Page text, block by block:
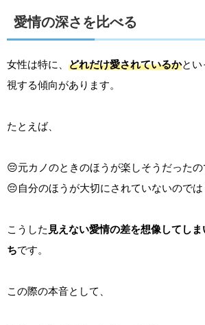
愛情の深さを比べる
女性は特に、 どれだけ愛されているかとい
視する傾向があります。
たとえば、
😔元カノのときのほうが楽しそうだったの
😔自分のほうが大切にされていないのでは
こうした 見えない愛情の差を想像してし
ちです。
この際の本音として、